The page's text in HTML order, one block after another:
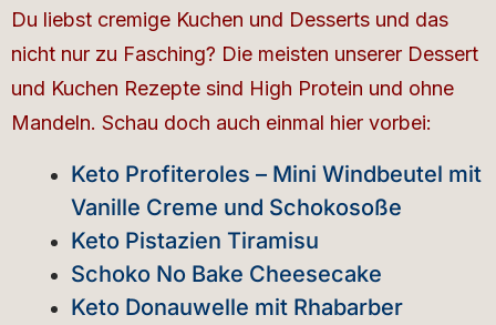
Du liebst cremige Kuchen und Desserts und das
nicht nur zu Fasching? Die meisten unserer Dessert
und Kuchen Rezepte sind High Protein und ohne
Mandeln. Schau doch auch einmal hier vorbei:
Keto Profiteroles – Mini Windbeutel mit
Vanille Creme und Schokosoße
Keto Pistazien Tiramisu
Schoko No Bake Cheesecake
Keto Donauwelle mit Rhabarber